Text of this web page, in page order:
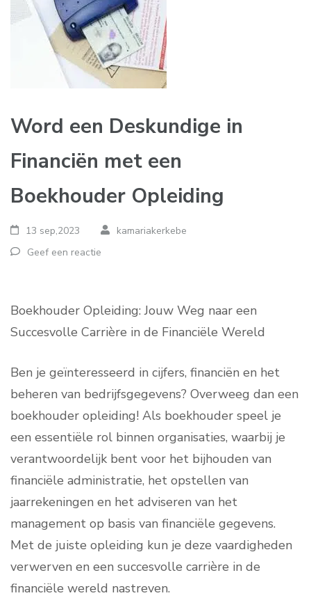
Word een Deskundige in
Financiën met een
Boekhouder Opleiding
13 sep,2023
kamariakerkebe
Geef een reactie
Boekhouder Opleiding: Jouw Weg naar een
Succesvolle Carrière in de Financiële Wereld
Ben je geïnteresseerd in cijfers, financiën en het
beheren van bedrijfsgegevens? Overweeg dan een
boekhouder opleiding! Als boekhouder speel je
een essentiële rol binnen organisaties, waarbij je
verantwoordelijk bent voor het bijhouden van
financiële administratie, het opstellen van
jaarrekeningen en het adviseren van het
management op basis van financiële gegevens.
Met de juiste opleiding kun je deze vaardigheden
verwerven en een succesvolle carrière in de
financiële wereld nastreven.